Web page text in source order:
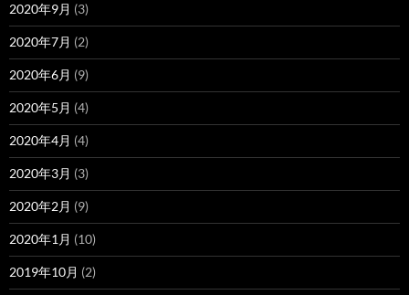
2020年9月 (3)
2020年7月 (2)
2020年6月 (9)
2020年5月 (4)
2020年4月 (4)
2020年3月 (3)
2020年2月 (9)
2020年1月 (10)
2019年10月 (2)